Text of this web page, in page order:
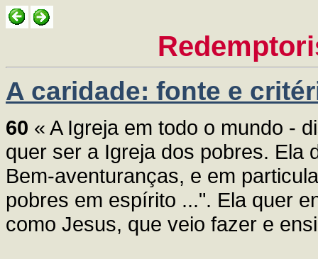
A caridade: fonte e
60 « A Igreja em todo o mundo -
quer ser a Igreja dos pobres. Ela
Bem-aventuranças, e em
pobres em espírito ...". Ela quer
como Jesus, que veio fazer e